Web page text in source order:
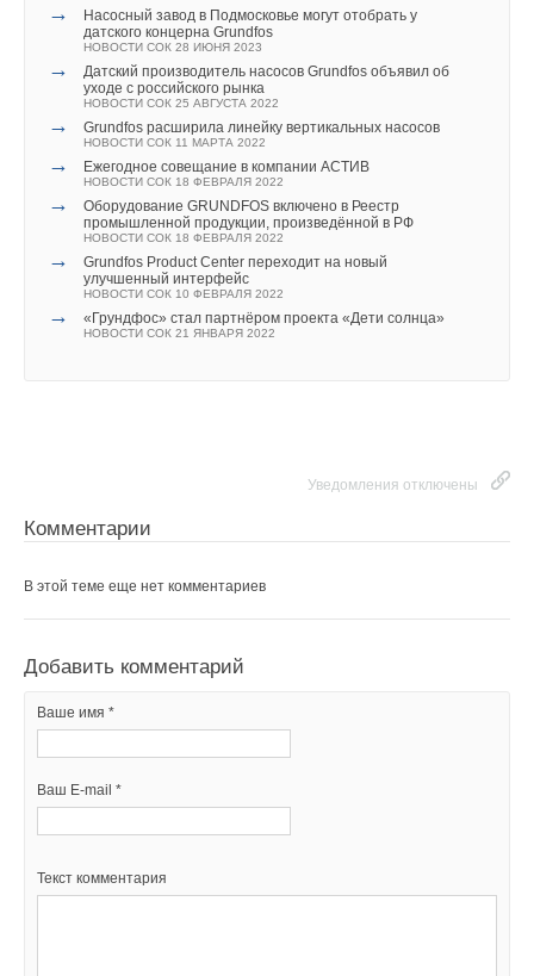
→
Насосный завод в Подмосковье могут отобрать у
датского концерна Grundfos
НОВОСТИ СОК 28 ИЮНЯ 2023
→
Датский производитель насосов Grundfos объявил об
уходе с российского рынка
НОВОСТИ СОК 25 АВГУСТА 2022
→ Grundfos расширила линейку вертикальных насосов
НОВОСТИ СОК 11 МАРТА 2022
→ Ежегодное совещание в компании АСТИВ
НОВОСТИ СОК 18 ФЕВРАЛЯ 2022
→
Оборудование GRUNDFOS включено в Реестр
промышленной продукции, произведённой в РФ
НОВОСТИ СОК 18 ФЕВРАЛЯ 2022
→
Grundfos Product Center переходит на новый
улучшенный интерфейс
НОВОСТИ СОК 10 ФЕВРАЛЯ 2022
→ «Грундфос» стал партнёром проекта «Дети солнца»
НОВОСТИ СОК 21 ЯНВАРЯ 2022
Уведомления отключены
Комментарии
В этой теме еще нет комментариев
Добавить комментарий
Ваше имя *
Ваш E-mail *
Текст комментария